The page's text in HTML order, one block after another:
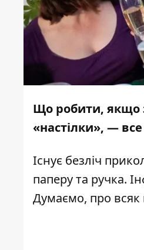
Що робити, якщо
«настілки», —
Існує безліч
паперу та ручка.
Думаємо, про всяк